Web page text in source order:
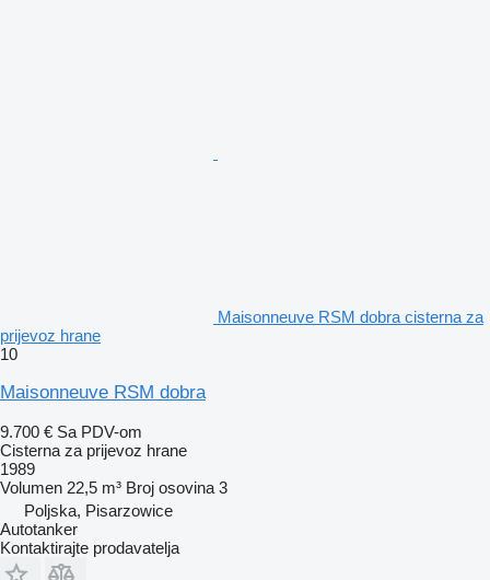
Maisonneuve RSM dobra cisterna za
prijevoz hrane
10
Maisonneuve RSM dobra
9.700 € Sa PDV-om
Cisterna za prijevoz hrane
1989
Volumen 22,5 m³ Broj osovina 3
Poljska, Pisarzowice
Autotanker
Kontaktirajte prodavatelja